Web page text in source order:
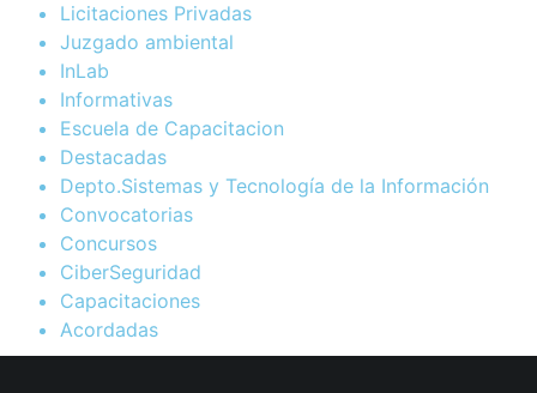
Licitaciones Privadas
Juzgado ambiental
InLab
Informativas
Escuela de Capacitacion
Destacadas
Depto.Sistemas y Tecnología de la Información
Convocatorias
Concursos
CiberSeguridad
Capacitaciones
Acordadas